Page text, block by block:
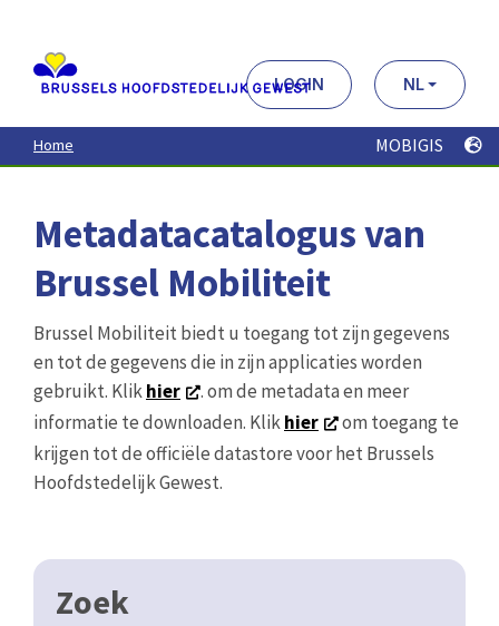
contenu
principal
LOGIN NL
Home MOBIGIS
Metadatacatalogus van
Brussel Mobiliteit
Brussel Mobiliteit biedt u toegang tot zijn gegevens
en tot de gegevens die in zijn applicaties worden
gebruikt. Klikhier
. om de metadata en meer
informatie te downloaden. Klikhier
om toegang te
krijgen tot de officiële datastore voor het Brussels
Hoofdstedelijk Gewest.
Zoek